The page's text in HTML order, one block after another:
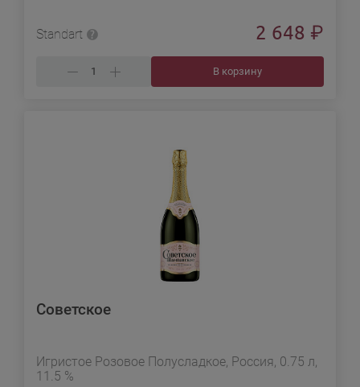
Standart 2 648 ₽
В корзину
Советское
Игристое Розовое Полусладкое, Россия, 0.75 л,
11.5 %